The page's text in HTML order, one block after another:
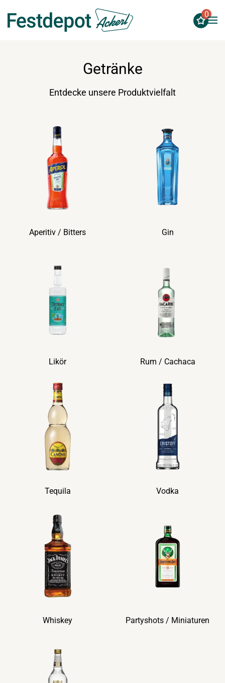
Zum Hauptinhalt springen
0
Getränke
Entdecke unsere Produktvielfalt
Aperitiv / Bitters Gin
Likör Rum / Cachaca
Tequila Vodka
Whiskey Partyshots / Miniaturen